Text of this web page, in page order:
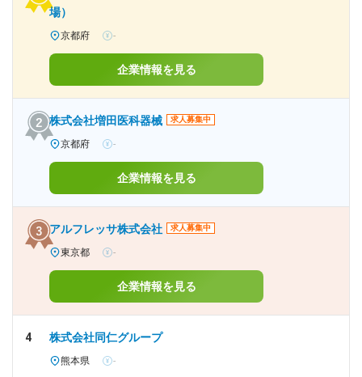
場）
京都府 -
企業情報を見る
株式会社増田医科器械 求人募集中
京都府 -
企業情報を見る
アルフレッサ株式会社 求人募集中
東京都 -
企業情報を見る
4 株式会社同仁グループ
熊本県 -